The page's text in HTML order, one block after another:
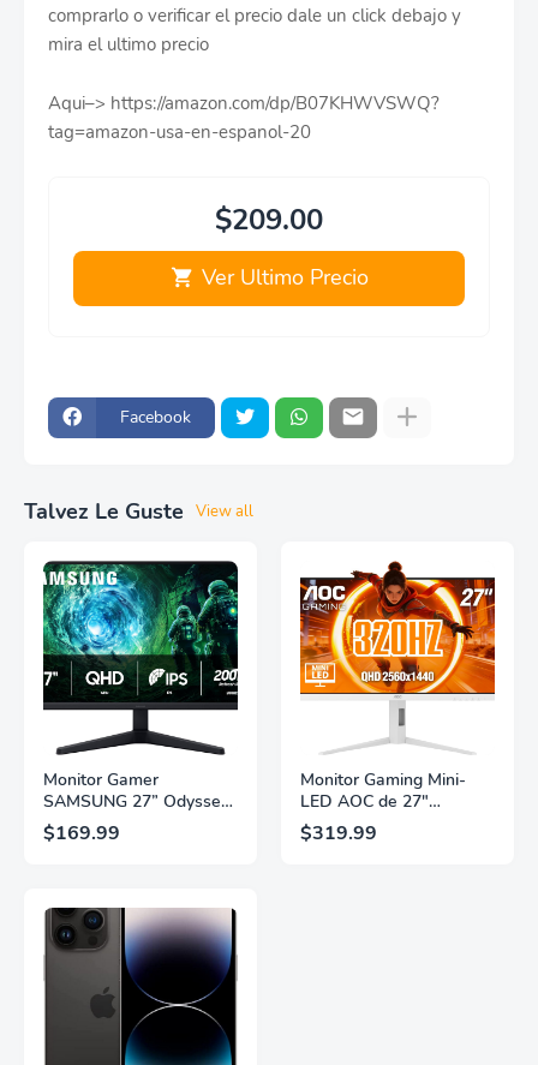
comprarlo o verificar el precio dale un click debajo y
mira el ultimo precio
Aqui–> https://amazon.com/dp/B07KHWVSWQ?
tag=amazon-usa-en-espanol-20
$209.00
Ver Ultimo Precio
Facebook
Talvez Le Guste View all
Monitor Gamer
SAMSUNG 27” Odyssey
G5 G53F con Resolución
QHD, HDR10,
Panel IPS, AMD
FreeSync™ Premium,
Ecualizador Negro,
Cambio Automático de
Fuente,
LS27FG532ENXZA
$169.99
Monitor Gaming Mini-
LED AOC de 27"
Pulgadas, QHD
2560×1440, 320Hz, 1ms
$319.99